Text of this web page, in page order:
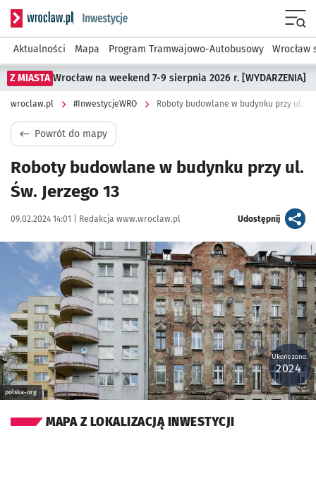
Serwis informacyjny wroclaw.pl podserwis:
Aktualności Mapa Program Tramwajowo-Autobusowy Wrocław
Z MIASTA Wrocław na weekend 7-9 sierpnia 2026 r. [WYDARZENIA]
wroclaw.pl #InwestycjeWRO Roboty budowlane w budynku przy ul.
Powrót do mapy
Roboty budowlane w budynku przy ul.
Św. Jerzego 13
Data publikacji:
09.02.2024 14:01 | Autor:
Redakcja www.wroclaw.pl Udostępnijartykuł
Kliknij, aby powiększyć
polska-org
Ukończono:
2024
MAPA Z LOKALIZACJĄ INWESTYCJI